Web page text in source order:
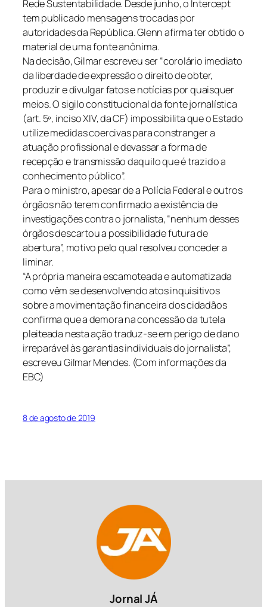
Rede Sustentabilidade. Desde junho, o Intercept
tem publicado mensagens trocadas por
autoridades da República. Glenn afirma ter obtido o
material de uma fonte anônima.
Na decisão, Gilmar escreveu ser “corolário imediato
da liberdade de expressão o direito de obter,
produzir e divulgar fatos e notícias por quaisquer
meios. O sigilo constitucional da fonte jornalística
(art. 5º, inciso XIV, da CF) impossibilita que o Estado
utilize medidas coercivas para constranger a
atuação profissional e devassar a forma de
recepção e transmissão daquilo que é trazido a
conhecimento público”.
Para o ministro, apesar de a Polícia Federal e outros
órgãos não terem confirmado a existência de
investigações contra o jornalista, “nenhum desses
órgãos descartou a possibilidade futura de
abertura”, motivo pelo qual resolveu conceder a
liminar.
“A própria maneira escamoteada e automatizada
como vêm se desenvolvendo atos inquisitivos
sobre a movimentação financeira dos cidadãos
confirma que a demora na concessão da tutela
pleiteada nesta ação traduz-se em perigo de dano
irreparável às garantias individuais do jornalista”,
escreveu Gilmar Mendes. (Com informações da
EBC)
8 de agosto de 2019
Jornal JÁ